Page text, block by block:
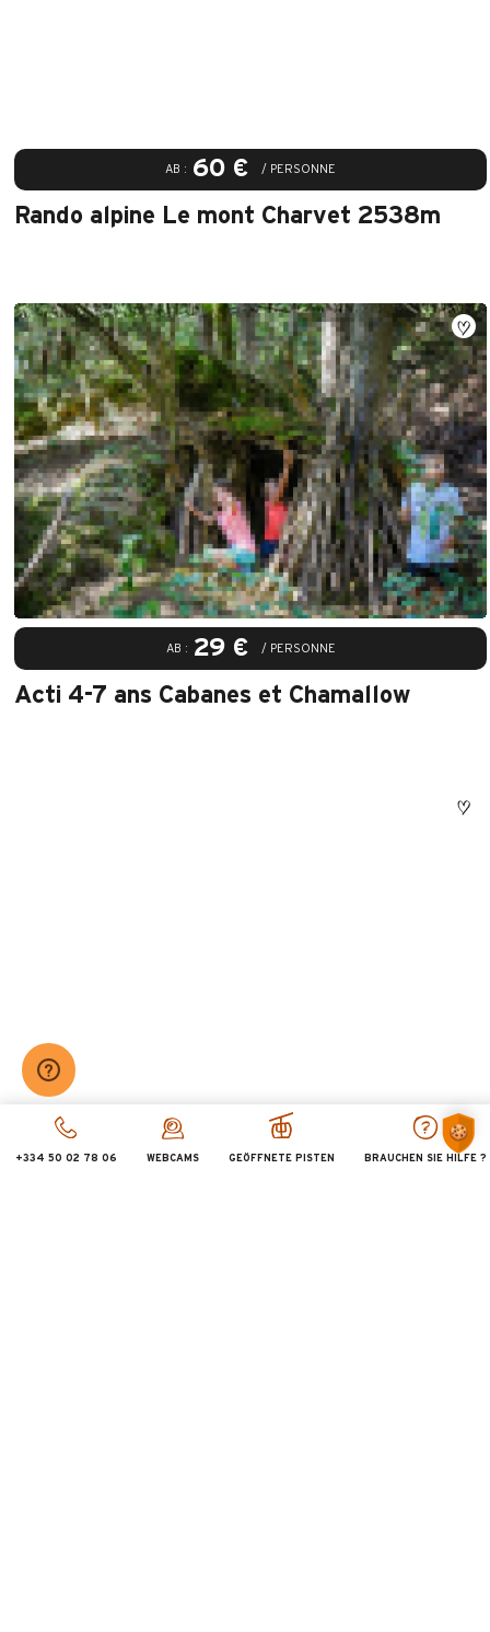
AB : 60 € / PERSONNE
Rando alpine Le mont Charvet 2538m
AB : 29 € / PERSONNE
Acti 4-7 ans Cabanes et Chamallow
AB : / PERSONNE
+334 50 02 78 06 WEBCAMS GEÖFFNETE PISTEN BRAUCHEN SIE HILFE ?